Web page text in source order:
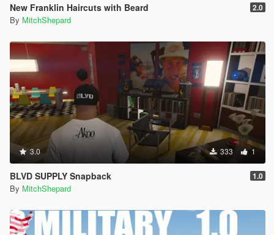
New Franklin Haircuts with Beard 2.0
By MitchShepard
3.0 333 1
BLVD SUPPLY Snapback 1.0
By MitchShepard